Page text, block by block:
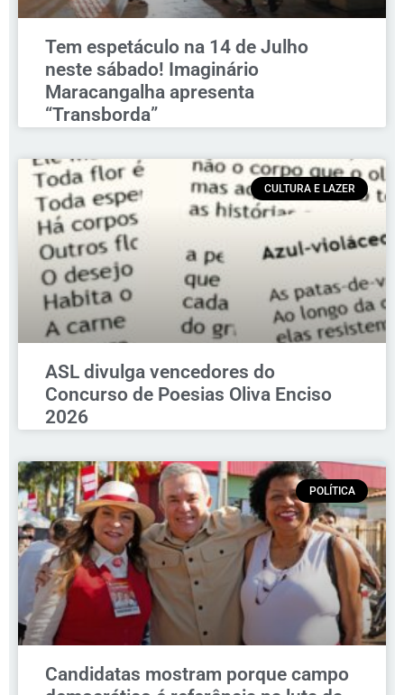
Tem espetáculo na 14 de Julho
neste sábado! Imaginário
Maracangalha apresenta
“Transborda”
CULTURA E LAZER
ASL divulga vencedores do
Concurso de Poesias Oliva Enciso
2026
POLÍTICA
Candidatas mostram porque campo